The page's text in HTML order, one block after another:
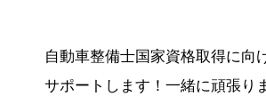
自動車整備士国家資格取得に向
サポートします！ 一緒に頑張り